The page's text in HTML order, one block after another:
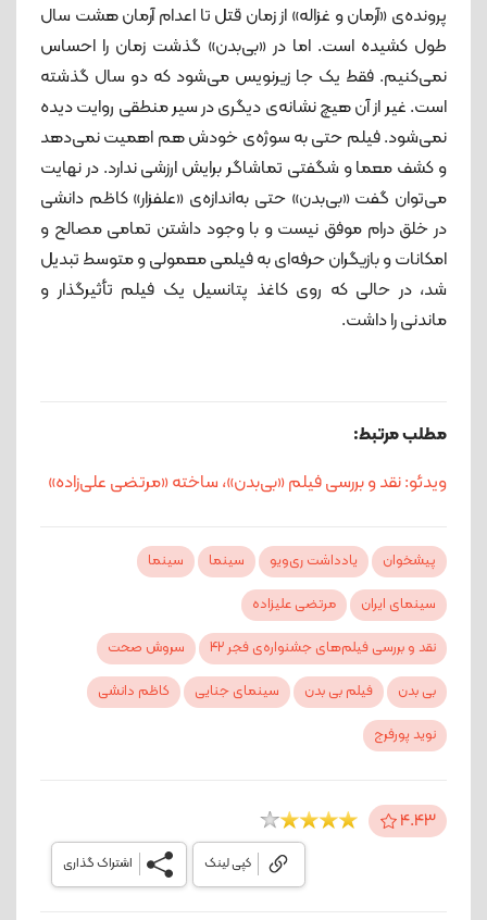
پرونده‌ی «آرمان و غزاله» از زمان قتل تا اعدام آرمان هشت سال
طول کشیده است. اما در «بی‌بدن» گذشت زمان را احساس
نمی‌کنیم. فقط یک جا زیرنویس می‌شود که دو سال گذشته
است. غیر از آن هیچ نشانه‌ی دیگری در سیر منطقی روایت دیده
نمی‌شود. فیلم حتی به سوژه‌ی خودش هم اهمیت نمی‌دهد
و کشف معما و شگفتی تماشاگر برایش ارزشی ندارد. در نهایت
می‌توان گفت «بی‌بدن» حتی به‌اندازه‌ی «علفزار» کاظم دانشی
در خلق درام موفق نیست و با وجود داشتن تمامی مصالح و
امکانات و بازیگران حرفه‌ای به فیلمی معمولی و متوسط تبدیل
شد، در حالی که روی کاغذ پتانسیل یک فیلم تأثیرگذار و
ماندنی را داشت.
مطلب مرتبط:
ویدئو: نقد و بررسی فیلم «بی‌بدن»، ساخته «مرتضی علی‌زاده»
پیشخوان یادداشت ری‌ویو سینما
سینما
سینمای ایران
مرتضی علیزاده
نقد و بررسی فیلم‌های جشنواره‌ی فجر 42
سروش صحت
بی بدن
فیلم بی بدن سینمای جنایی
کاظم دانشی
نوید پورفرج
4.43
اشتراک گذاری کپی لینک